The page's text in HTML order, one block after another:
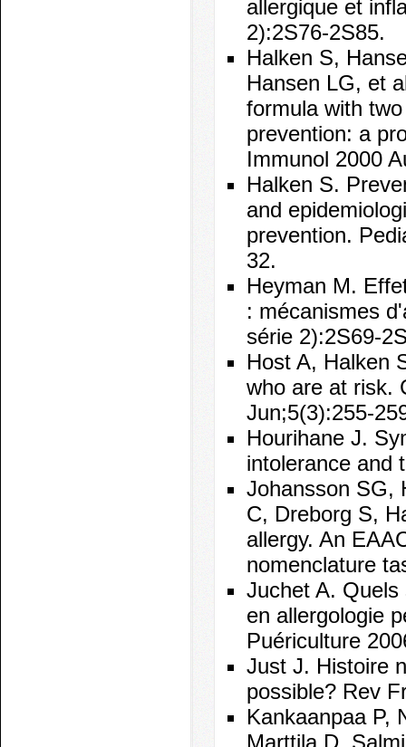
allergique et
2):2S76-2S85.
Halken S,
Hansen LG, et
formula with
prevention: a
Immunol 2000
Halken S.
and
prevention.
32.
Heyman M.
: mécanismes
série 2):2S69-
Host A, Halken
who are at risk.
Jun;5(3):255-
Hourihane J.
intolerance and
Johansson SG,
C, Dreborg S,
allergy. An
nomenclature
Juchet A.
en allergologie
Puériculture
Just J. Histoire
possible? Rev
Kankaanpaa P,